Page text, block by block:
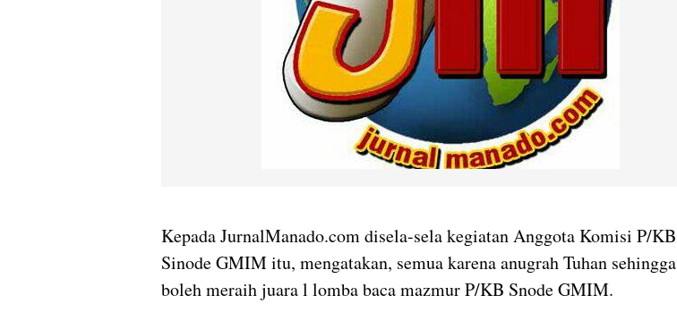
Kepada JurnalManado.com disela-sela kegiatan Anggota Komisi P/KB
Sinode GMIM itu, mengatakan, semua karena anugrah Tuhan sehingga
boleh meraih juara l lomba baca mazmur P/KB Snode GMIM.